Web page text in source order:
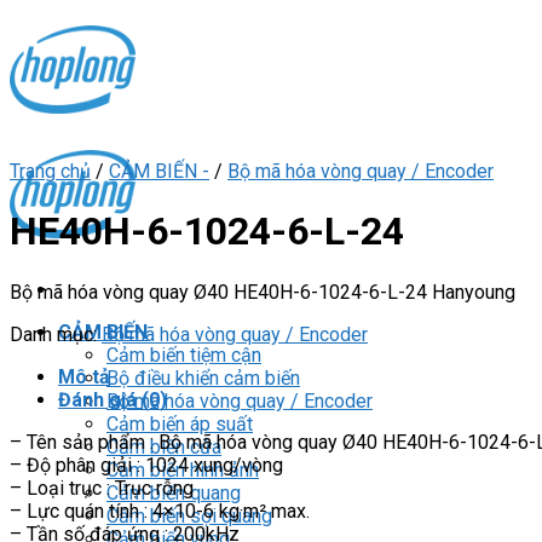
content
CẢM BIẾN
Cảm biến tiệm cận
Bộ điều khiển cảm biến
Bộ mã hóa vòng quay / Encoder
Cảm biến áp suất
Cảm biến cửa
Cảm biến hình ảnh
Cảm biến quang
Cảm biến sợi quang
Trang chủ / CẢM BIẾN - / Bộ mã hóa vòng quay / Encoder
HE40H-6-1024-6-L-24
Bộ mã hóa vòng quay Ø40 HE40H-6-1024-6-L-24 Hanyoung
Danh mục:Bộ mã hóa vòng quay / Encoder
Mô tả
Đánh giá (0)
– Tên sản phẩm : Bộ mã hóa vòng quay Ø40 HE40H-6-1024-
– Độ phân giải : 1024 xung/vòng
– Loại trục : Trục rỗng
– Lực quán tính : 4×10-6 kg·m² max.
– Tần số đáp ứng : 200kHz